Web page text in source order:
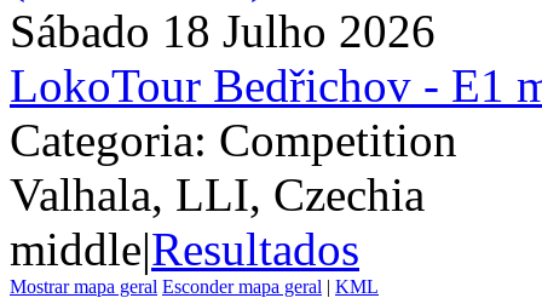
Sábado 18 Julho 2026
LokoTour Bedřichov - E1
Categoria: Competition
Valhala, LLI, Czechia
middle|Resultados
Mostrar mapa geral Esconder mapa geral | KML